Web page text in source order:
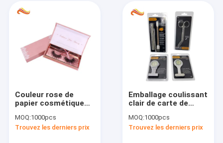
boîte en carton ondulé
Emballage en plastique de bloc supérieur
Impression de panneau de carte
Boîtes-cadeau d'habillement
Couleur rose de
papier cosmétique
boîte d'emballage de
cil pour des mèches
MOQ:1000pcs
Trouvez les derniers prix
Emballage coulissant
clair de carte de
montre
MOQ:1000pcs
Trouvez les derniers prix